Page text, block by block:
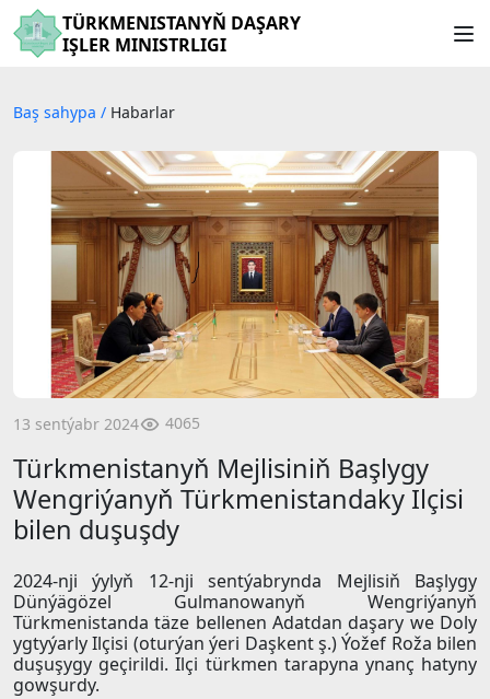
TÜRKMENISTANYŇ DAŞARY
IŞLER MINISTRLIGI
Baş sahypa / Habarlar
13 sentýabr 2024 4065
Türkmenistanyň Mejlisiniň Başlygy
Wengriýanyň Türkmenistandaky Ilçisi
bilen duşuşdy
2024-nji ýylyň 12-nji sentýabrynda Mejlisiň Başlygy
Dünýägözel Gulmanowanyň Wengriýanyň
Türkmenistanda täze bellenen Adatdan daşary we Doly
ygtyýarly Ilçisi (oturýan ýeri Daşkent ş.) Ýožef Roža bilen
duşuşygy geçirildi. Ilçi türkmen tarapyna ynanç hatyny
gowşurdy.